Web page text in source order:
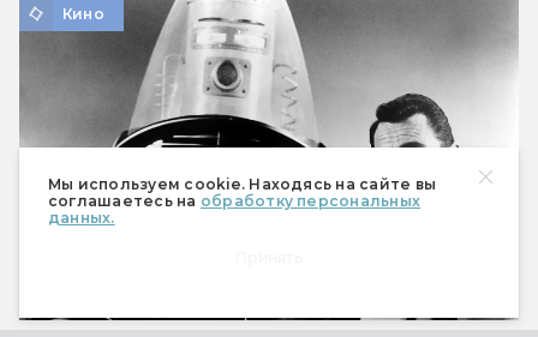
Мы используем cookie. Находясь на сайте вы
соглашаетесь на обработку персональных
данных.
Кино